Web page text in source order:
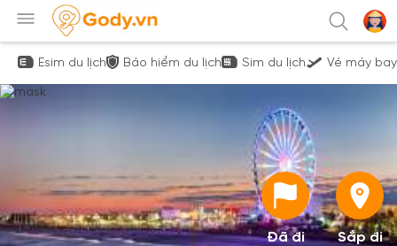
Esim du lịch Bảo hiểm du lịch Sim du lịch Vé máy bay
Đã đi Sắp đi